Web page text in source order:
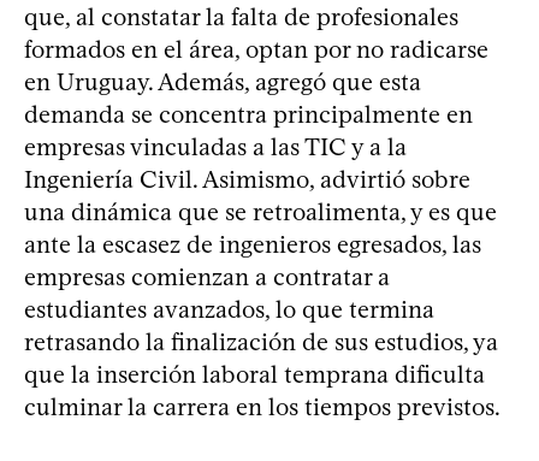
que, al constatar la falta de profesionales
formados en el área, optan por no radicarse
en Uruguay. Además, agregó que esta
demanda se concentra principalmente en
empresas vinculadas a las TIC y a la
Ingeniería Civil. Asimismo, advirtió sobre
una dinámica que se retroalimenta, y es que
ante la escasez de ingenieros egresados, las
empresas comienzan a contratar a
estudiantes avanzados, lo que termina
retrasando la finalización de sus estudios, ya
que la inserción laboral temprana dificulta
culminar la carrera en los tiempos previstos.